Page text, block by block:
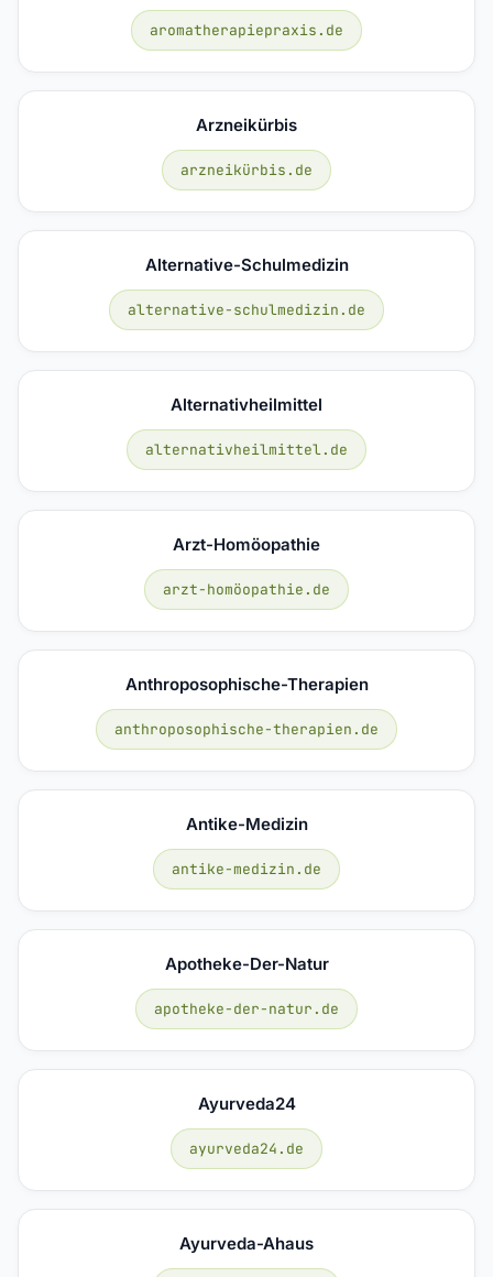
aromatherapiepraxis.de
Arzneikürbis
arzneikürbis.de
Alternative-Schulmedizin
alternative-schulmedizin.de
Alternativheilmittel
alternativheilmittel.de
Arzt-Homöopathie
arzt-homöopathie.de
Anthroposophische-Therapien
anthroposophische-therapien.de
Antike-Medizin
antike-medizin.de
Apotheke-Der-Natur
apotheke-der-natur.de
Ayurveda24
ayurveda24.de
Ayurveda-Ahaus